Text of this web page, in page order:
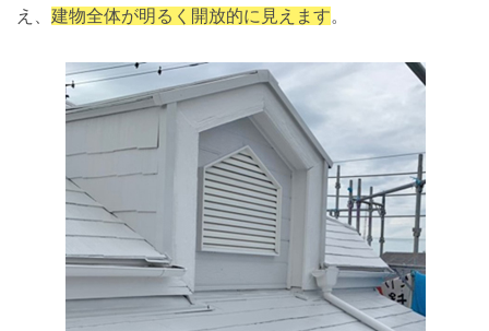
え、 建物全体が明るく開放的に見えます。